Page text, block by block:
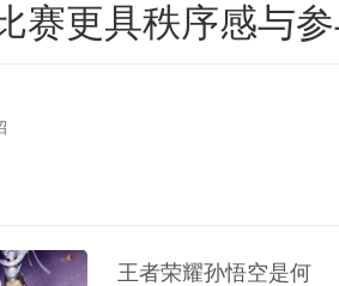
赛更具秩序感与
王者荣耀孙悟空是何